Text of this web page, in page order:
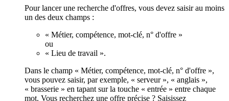
Pour lancer une recherche d'offres, vous devez saisir au moins
un des deux champs :
« Métier, compétence, mot-clé, n° d'offre »
ou
« Lieu de travail ».
Dans le champ « Métier, compétence, mot-clé, n° d'offre »,
vous pouvez saisir, par exemple, « serveur », « anglais »,
« brasserie » en tapant sur la touche « entrée » entre chaque
mot. Vous recherchez une offre précise ? Saisissez